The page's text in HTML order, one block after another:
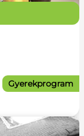
Gyerekprogram